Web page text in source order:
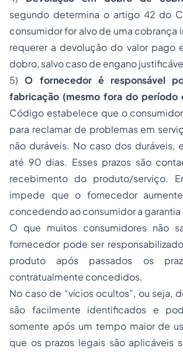
segundo determina o artigo 42 do
consumidor for alvo de uma cobrança
requerer a devolução do valor pago
dobro, salvo caso de engano
5)O fornecedor é responsável
fabricação (mesmo fora do período
Código estabelece que o
para reclamar de problemas em
não duráveis. No caso dos duráveis,
até 90 dias. Esses prazos são
recebimento do produto/serviço.
impede que o fornecedor
concedendo ao consumidor a garantia
O que muitos consumidores não
fornecedor pode ser
produto após passados os
contratualmente concedidos.
No caso de “vícios ocultos”, ou seja,
são facilmente identificados e
somente após um tempo maior de
que os prazos legais são aplicáveis